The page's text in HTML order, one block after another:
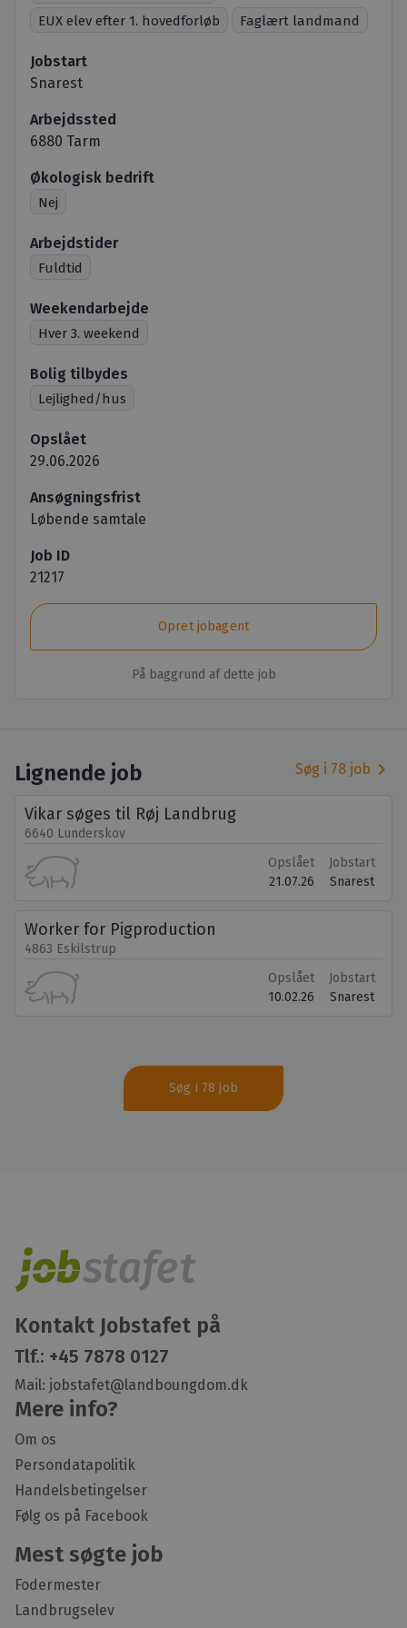
EUX elev efter 1. hovedforløb
Faglært landmand
Økologisk bedrift
Nej
Arbejdstider
Fuldtid
Weekendarbejde
Hver 3. weekend
Bolig tilbydes
Lejlighed/hus
Arbejdssted
6880 Tarm
Opslået
29.06.2026
Ansøgningsfrist
Løbende samtale
Jobstart
Snarest
Job ID
21217
Opret jobagent
På baggrund af dette job
Lignende job Søg i 78 job keyboard_arrow_right
Vikar søges til Røj Landbrug
6640 Lunderskov
Opslået
21.07.26
Jobstart
Snarest
Worker for Pigproduction
4863 Eskilstrup
Opslået
10.02.26
Jobstart
Snarest
Søg i 78 job
Kontakt Jobstafet på
Tlf.: +45 7878 0127
Mail: jobstafet@landboungdom.dk
Mere info?
Om os
Persondatapolitik
Handelsbetingelser
Følg os på Facebook
Mest søgte job
Fodermester
Landbrugselev